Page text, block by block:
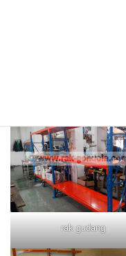
rak gudang